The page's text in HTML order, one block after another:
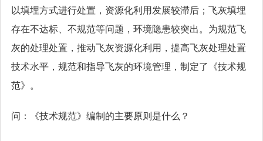
以填埋方式进行处置，资源化利用发展较滞后；飞灰填埋
存在不达标、不规范等问题，环境隐患较突出。为规范飞
灰的处理处置，推动飞灰资源化利用，提高飞灰处理处置
技术水平，规范和指导飞灰的环境管理，制定了《技术规
范》。
问：《技术规范》编制的主要原则是什么？